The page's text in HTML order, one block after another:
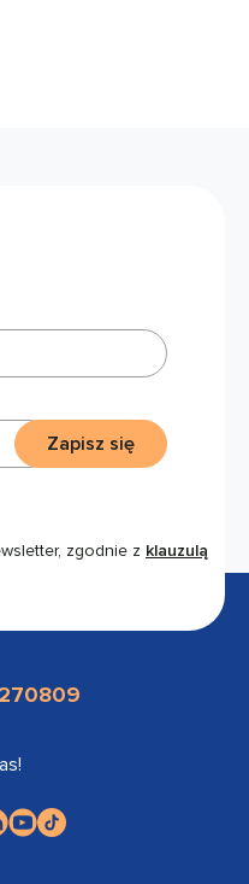
zgodnie z klauzulą
Zapisz się